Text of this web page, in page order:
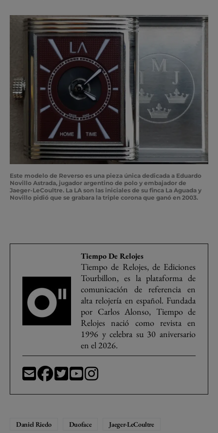
Este modelo de Reverso es una pieza única dedicada a Eduardo
Novillo Astrada, jugador argentino de polo y embajador de
Jaeger-LeCoultre. La LA son las iniciales de su finca La Aguada y
Novillo pidió que se grabara la triple corona que ganó en 2003.
Tiempo De Relojes
Tiempo de Relojes, de Ediciones
Tourbillon, es la plataforma de
comunicación de referencia en
alta relojería en español. Fundada
por Carlos Alonso, Tiempo de
Relojes nació como revista en
1996 y celebra su 30 aniversario
en el 2026.
Daniel Riedo Duoface Jaeger-LeCoultre